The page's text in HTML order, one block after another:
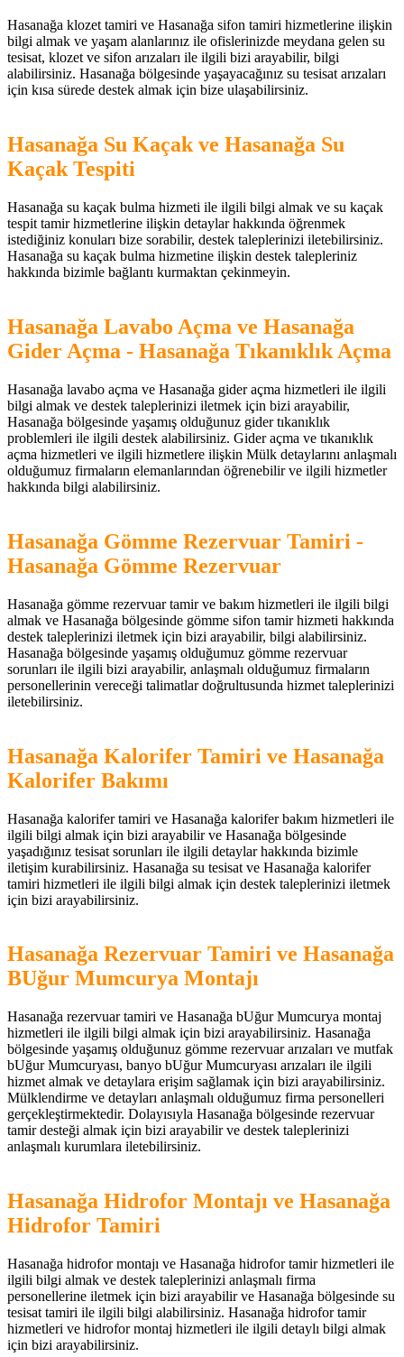
Hasanağa klozet tamiri ve Hasanağa sifon tamiri hizmetlerine ilişkin
bilgi almak ve yaşam alanlarınız ile ofislerinizde meydana gelen su
tesisat, klozet ve sifon arızaları ile ilgili bizi arayabilir, bilgi
alabilirsiniz. Hasanağa bölgesinde yaşayacağınız su tesisat arızaları
için kısa sürede destek almak için bize ulaşabilirsiniz.
Hasanağa Su Kaçak ve Hasanağa Su
Kaçak Tespiti
Hasanağa su kaçak bulma hizmeti ile ilgili bilgi almak ve su kaçak
tespit tamir hizmetlerine ilişkin detaylar hakkında öğrenmek
istediğiniz konuları bize sorabilir, destek taleplerinizi iletebilirsiniz.
Hasanağa su kaçak bulma hizmetine ilişkin destek talepleriniz
hakkında bizimle bağlantı kurmaktan çekinmeyin.
Hasanağa Lavabo Açma ve Hasanağa
Gider Açma - Hasanağa Tıkanıklık Açma
Hasanağa lavabo açma ve Hasanağa gider açma hizmetleri ile ilgili
bilgi almak ve destek taleplerinizi iletmek için bizi arayabilir,
Hasanağa bölgesinde yaşamış olduğunuz gider tıkanıklık
problemleri ile ilgili destek alabilirsiniz. Gider açma ve tıkanıklık
açma hizmetleri ve ilgili hizmetlere ilişkin Mülk detaylarını anlaşmalı
olduğumuz firmaların elemanlarından öğrenebilir ve ilgili hizmetler
hakkında bilgi alabilirsiniz.
Hasanağa Gömme Rezervuar Tamiri -
Hasanağa Gömme Rezervuar
Hasanağa gömme rezervuar tamir ve bakım hizmetleri ile ilgili bilgi
almak ve Hasanağa bölgesinde gömme sifon tamir hizmeti hakkında
destek taleplerinizi iletmek için bizi arayabilir, bilgi alabilirsiniz.
Hasanağa bölgesinde yaşamış olduğumuz gömme rezervuar
sorunları ile ilgili bizi arayabilir, anlaşmalı olduğumuz firmaların
personellerinin vereceği talimatlar doğrultusunda hizmet taleplerinizi
iletebilirsiniz.
Hasanağa Kalorifer Tamiri ve Hasanağa
Kalorifer Bakımı
Hasanağa kalorifer tamiri ve Hasanağa kalorifer bakım hizmetleri ile
ilgili bilgi almak için bizi arayabilir ve Hasanağa bölgesinde
yaşadığınız tesisat sorunları ile ilgili detaylar hakkında bizimle
iletişim kurabilirsiniz. Hasanağa su tesisat ve Hasanağa kalorifer
tamiri hizmetleri ile ilgili bilgi almak için destek taleplerinizi iletmek
için bizi arayabilirsiniz.
Hasanağa Rezervuar Tamiri ve Hasanağa
BUğur Mumcurya Montajı
Hasanağa rezervuar tamiri ve Hasanağa bUğur Mumcurya montaj
hizmetleri ile ilgili bilgi almak için bizi arayabilirsiniz. Hasanağa
bölgesinde yaşamış olduğunuz gömme rezervuar arızaları ve mutfak
bUğur Mumcuryası, banyo bUğur Mumcuryası arızaları ile ilgili
hizmet almak ve detaylara erişim sağlamak için bizi arayabilirsiniz.
Mülklendirme ve detayları anlaşmalı olduğumuz firma personelleri
gerçekleştirmektedir. Dolayısıyla Hasanağa bölgesinde rezervuar
tamir desteği almak için bizi arayabilir ve destek taleplerinizi
anlaşmalı kurumlara iletebilirsiniz.
Hasanağa Hidrofor Montajı ve Hasanağa
Hidrofor Tamiri
Hasanağa hidrofor montajı ve Hasanağa hidrofor tamir hizmetleri ile
ilgili bilgi almak ve destek taleplerinizi anlaşmalı firma
personellerine iletmek için bizi arayabilir ve Hasanağa bölgesinde su
tesisat tamiri ile ilgili bilgi alabilirsiniz. Hasanağa hidrofor tamir
hizmetleri ve hidrofor montaj hizmetleri ile ilgili detaylı bilgi almak
için bizi arayabilirsiniz.